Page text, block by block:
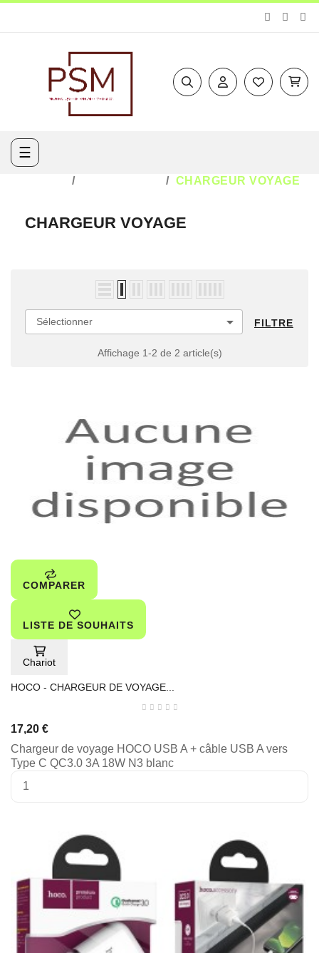
Basculer
la
navigation
☰
CHARGEUR VOYAGE
CHARGEUR VOYAGE
Sélectionner  FILTRE
Affichage 1-2 de 2 article(s)
COMPARER
LISTE DE SOUHAITS
Chariot
HOCO - CHARGEUR DE VOYAGE...
17,20 €
Chargeur de voyage HOCO USB A + câble USB A vers
Type C QC3.0 3A 18W N3 blanc